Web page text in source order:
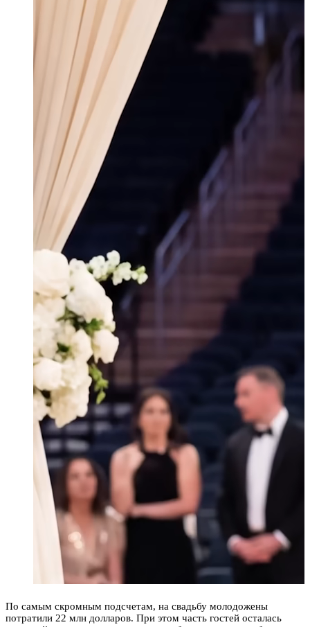
По самым скромным подсчетам, на свадьбу молодожены
потратили 22 млн долларов. При этом часть гостей осталась